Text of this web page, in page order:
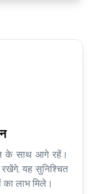
के साथ आगे रहें।
रखेंगे, यह सुनिश्चित
लाभ मिले।